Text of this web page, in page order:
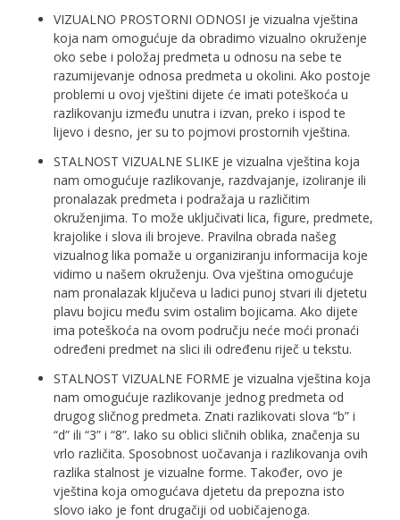
VIZUALNO PROSTORNI ODNOSI je vizualna vještina
koja nam omogućuje da obradimo vizualno okruženje
oko sebe i položaj predmeta u odnosu na sebe te
razumijevanje odnosa predmeta u okolini. Ako postoje
problemi u ovoj vještini dijete će imati poteškoća u
razlikovanju između unutra i izvan, preko i ispod te
lijevo i desno, jer su to pojmovi prostornih vještina.
STALNOST VIZUALNE SLIKE je vizualna vještina koja
nam omogućuje razlikovanje, razdvajanje, izoliranje ili
pronalazak predmeta i podražaja u različitim
okruženjima. To može uključivati ​​lica, figure, predmete,
krajolike i slova ili brojeve. Pravilna obrada našeg
vizualnog lika pomaže u organiziranju informacija koje
vidimo u našem okruženju. Ova vještina omogućuje
nam pronalazak ključeva u ladici punoj stvari ili djetetu
plavu bojicu među svim ostalim bojicama. Ako dijete
ima poteškoća na ovom području neće moći pronaći
određeni predmet na slici ili određenu riječ u tekstu.
STALNOST VIZUALNE FORME je vizualna vještina koja
nam omogućuje razlikovanje jednog predmeta od
drugog sličnog predmeta. Znati razlikovati slova “b” i
“d” ili “3” i “8”. Iako su oblici sličnih oblika, značenja su
vrlo različita. Sposobnost uočavanja i razlikovanja ovih
razlika stalnost je vizualne forme. Također, ovo je
vještina koja omogućava djetetu da prepozna isto
slovo iako je font drugačiji od uobičajenoga.